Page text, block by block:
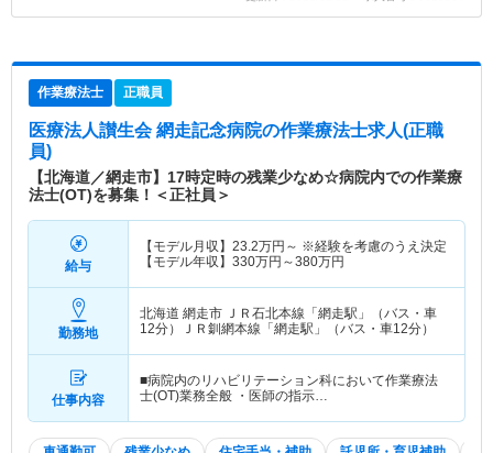
作業療法士 正職員
医療法人讃生会 網走記念病院の作業療法士求人(正職
員)
【北海道／網走市】17時定時の残業少なめ☆病院内での作業療
法士(OT)を募集！＜正社員＞
給与
【モデル月収】 23.2万円～ ※経験を考慮のうえ決定
【モデル年収】 330万円～380万円
勤務地
北海道 網走市 ＪＲ石北本線「網走駅」（バス・車
12分）ＪＲ釧網本線「網走駅」（バス・車12分）
仕事内容
■病院内のリハビリテーション科において作業療法
士(OT)業務全般 ・医師の指示…